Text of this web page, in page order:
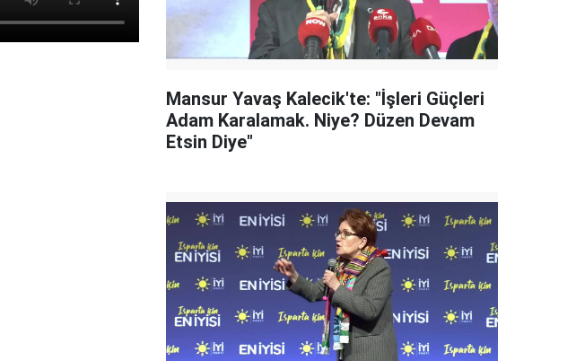
Mansur Yavaş Kalecik'te: "İşleri Güçleri
Adam Karalamak. Niye? Düzen Devam
Etsin Diye"